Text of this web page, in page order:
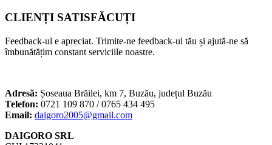
CLIENȚI SATISFĂCUȚI
Feedback-ul e apreciat. Trimite-ne feedback-ul tău și ajută-ne să
îmbunătățim constant serviciile noastre.
Adresă: Șoseaua Brăilei, km 7, Buzău, județul Buzău
Telefon: 0721 109 870 / 0765 434 495
Email: daigoro2005@gmail.com
DAIGORO SRL